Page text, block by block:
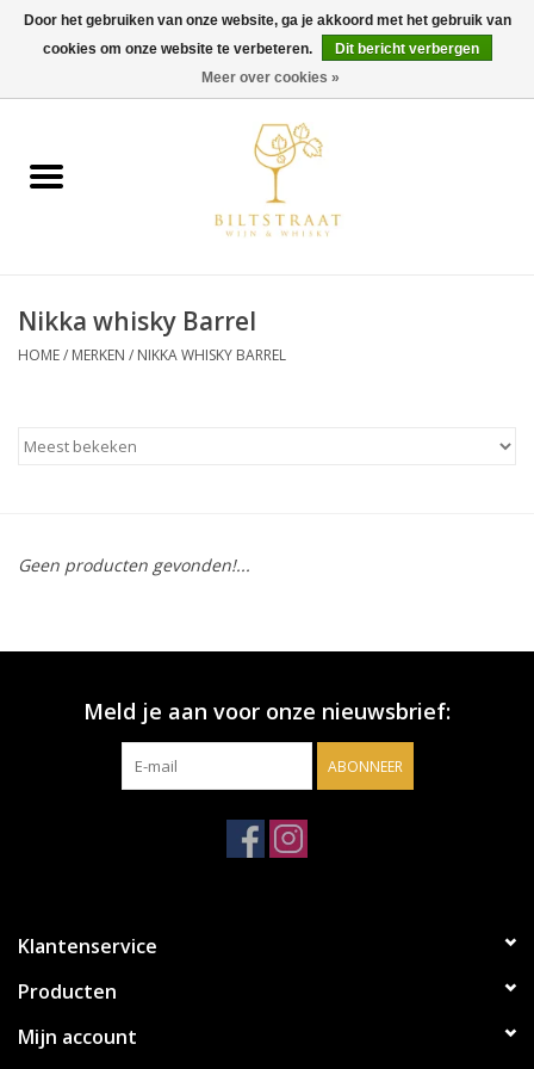
0 Artikelen - €0,00
Wijn
Gin & Tonic
Gedestilleerd
Accessoires
Relatiegeschenken
Nikka whisky Barrel
HOME/ MERKEN / NIKKA WHISKY BARREL
Geen producten gevonden!...
Meld je aan voor onze nieuwsbrief:
ABONNEER
Klantenservice
Producten
Mijn account
Door het gebruiken van onze website, ga je akkoord met het gebruik van
cookies om onze website te verbeteren.
Dit bericht verbergen
Meer over cookies »